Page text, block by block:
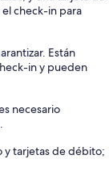
check-in para
Están
in y pueden
necesario
y tarjetas de débito;